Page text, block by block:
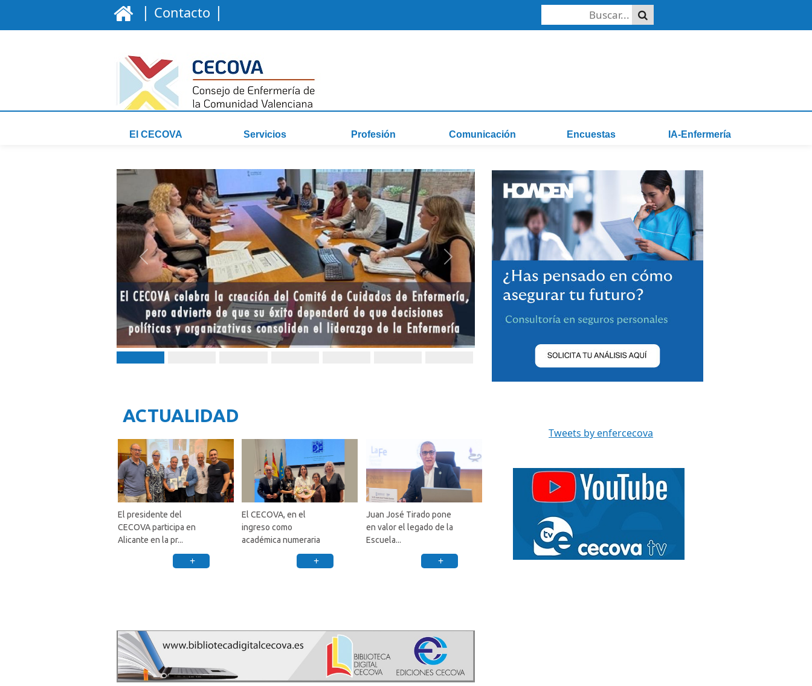
| Contacto |
El CECOVA Servicios Profesión Comunicación Encuestas IA-Enfermería
Anterior Siguiente
ACTUALIDAD
El presidente del
CECOVA participa en
Alicante en la pr...
+
El CECOVA, en el
ingreso como
académica numeraria
+
Juan José Tirado pone
en valor el legado de la
Escuela...
+
Tweets by enfercecova